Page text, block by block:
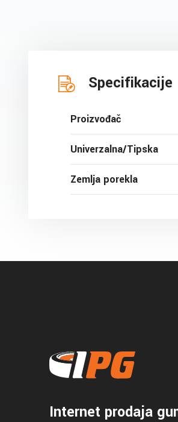
Specifikacije
Proizvođač
Univerzalna/Tipska
Zemlja porekla
Internet prodaja